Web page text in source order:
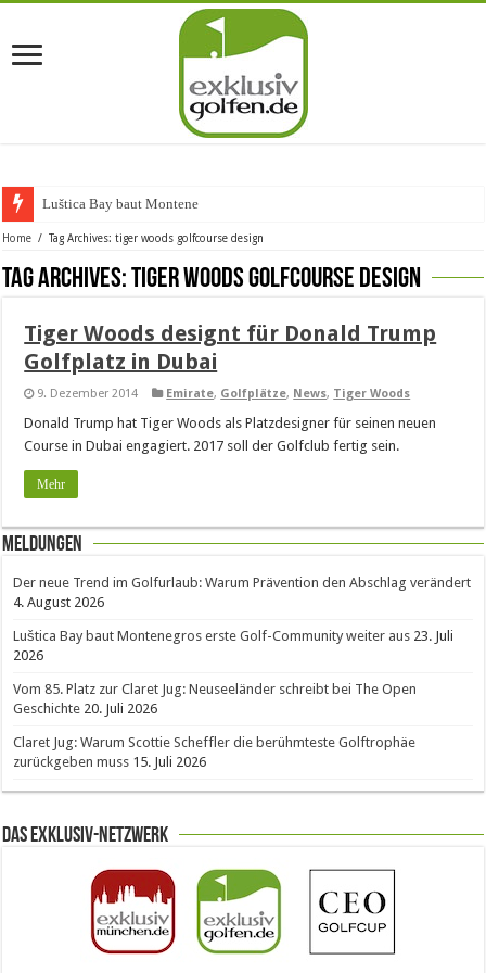
Luštica Bay baut Montenegros
Home / Tag Archives: tiger woods golfcourse design
Tag Archives:tiger woods golfcourse design
Tiger Woods designt für Donald Trump
Golfplatz in Dubai
9. Dezember 2014 Emirate, Golfplätze, News, Tiger Woods
Donald Trump hat Tiger Woods als Platzdesigner für seinen neuen
Course in Dubai engagiert. 2017 soll der Golfclub fertig sein.
Mehr
Meldungen
Der neue Trend im Golfurlaub: Warum Prävention den Abschlag verändert
4. August 2026
Luštica Bay baut Montenegros erste Golf-Community weiter aus 23. Juli
2026
Vom 85. Platz zur Claret Jug: Neuseeländer schreibt bei The Open
Geschichte 20. Juli 2026
Claret Jug: Warum Scottie Scheffler die berühmteste Golftrophäe
zurückgeben muss 15. Juli 2026
Das Exklusiv-Netzwerk